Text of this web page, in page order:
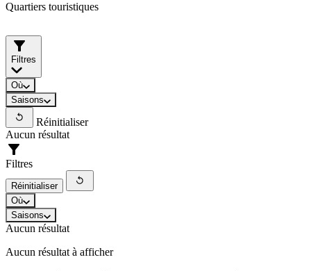
Quartiers touristiques
Filtres
Où
Saisons
Réinitialiser
Aucun résultat
Filtres
Réinitialiser
Où
Saisons
Aucun résultat
Aucun résultat à afficher